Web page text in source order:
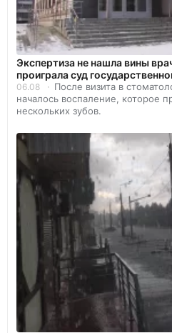
Экспертиза не нашла вины
проиграла суд
06.08
После визита в
началось воспаление, которое
нескольких зубов.